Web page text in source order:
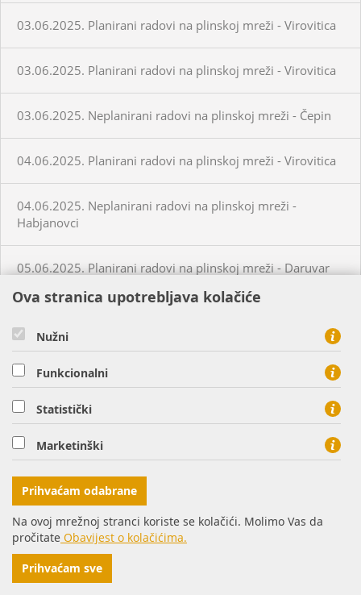
03.06.2025. Planirani radovi na plinskoj mreži - Virovitica
03.06.2025. Planirani radovi na plinskoj mreži - Virovitica
03.06.2025. Neplanirani radovi na plinskoj mreži - Čepin
04.06.2025. Planirani radovi na plinskoj mreži - Virovitica
04.06.2025. Neplanirani radovi na plinskoj mreži -
Habjanovci
05.06.2025. Planirani radovi na plinskoj mreži - Daruvar
05.06.2025. Planirani radovi na plinskoj mreži - Virovitica
05.06.2025. Neplanirani radovi na plinskoj mreži -
Virovitica
05.06.2025. Neplanirani radovi na plinskoj mreži -
Ordanja
06.06.2025. Planirani radovi na plinskoj mreži - Osijek
Ova stranica upotrebljava kolačiće
Nužni
Funkcionalni
Statistički
Marketinški
Prihvaćam odabrane
Na ovoj mrežnoj stranci koriste se kolačići. Molimo Vas da
pročitate Obavijest o kolačićima.
Prihvaćam sve